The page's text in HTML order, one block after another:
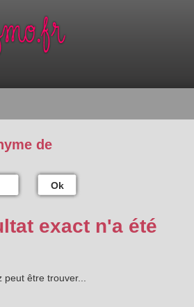
de
Ok
exact n'a été
peut être trouver...